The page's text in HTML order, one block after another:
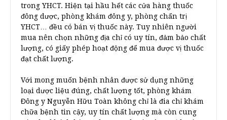
trong YHCT. Hiện tại hầu hết các cửa hàng thuốc
đông dược, phòng khám đông y, phòng chẩn trị
YHCT… đều có bán vị thuốc này. Tuy nhiên người
mua nên chọn những địa chỉ có uy tín, đảm bảo chất
lượng, có giấy phép hoạt động để mua được vị thuốc
đạt chất lượng.
Với mong muốn bệnh nhân được sử dụng những
loại dược liệu đúng, chất lượng tốt, phòng khám
Đông y Nguyễn Hữu Toàn không chỉ là đia chỉ khám
chữa bệnh tin cậy, uy tín chất lượng mà còn cung